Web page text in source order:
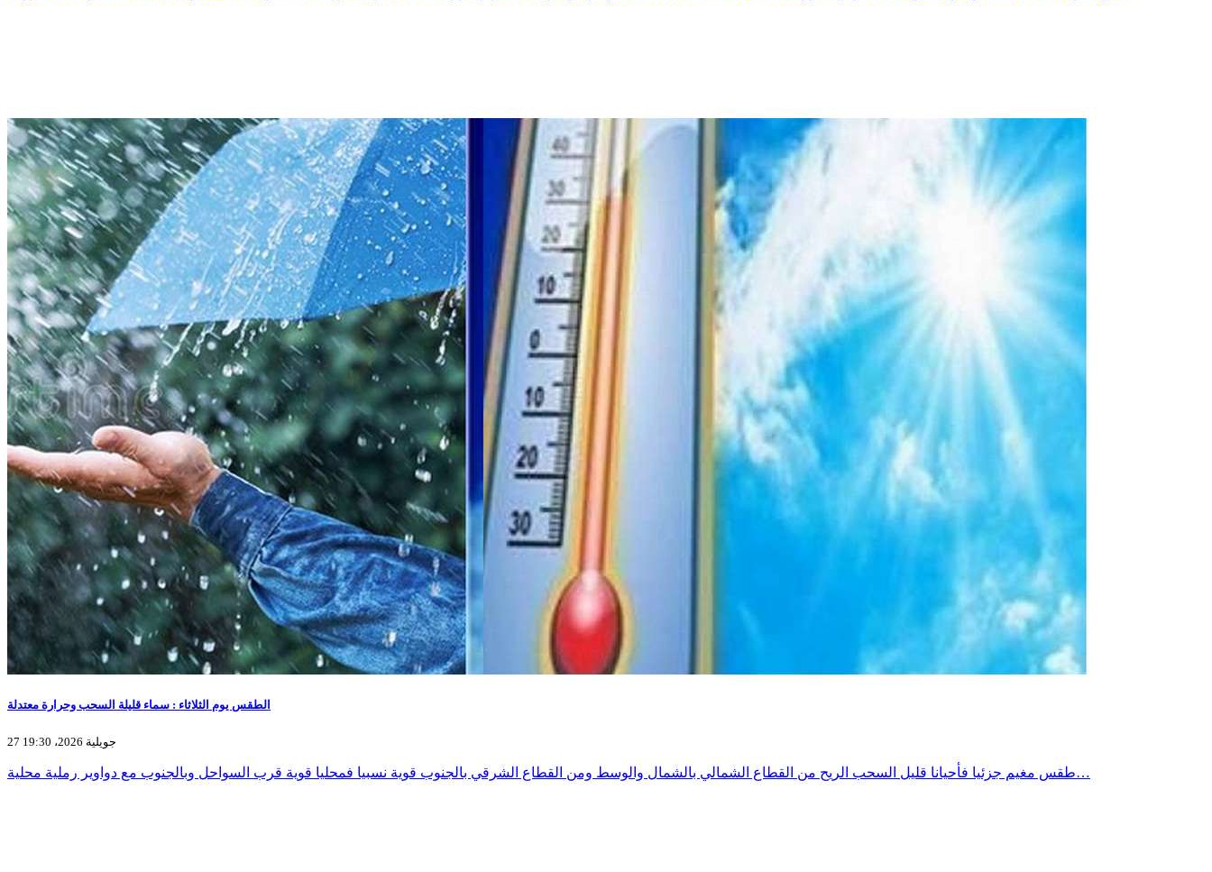
الطقس يوم الثلاثاء : سماء قليلة السحب وحرارة معتدلة
27 جويلية 2026، 19:30
طقس مغيم جزئيا فأحيانا قليل السحب الريح من القطاع الشمالي بالشمال والوسط ومن القطاع الشرقي بالجنوب قوية نسبيا فمحليا قوية قرب السواحل وبالجنوب مع دواوير رملية محلية…